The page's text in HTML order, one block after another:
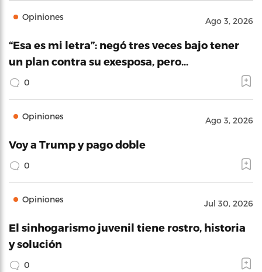
Opiniones Ago 3, 2026
“Esa es mi letra”: negó tres veces bajo tener
un plan contra su exesposa, pero…
0
Opiniones Ago 3, 2026
Voy a Trump y pago doble
0
Opiniones Jul 30, 2026
El sinhogarismo juvenil tiene rostro, historia
y solución
0